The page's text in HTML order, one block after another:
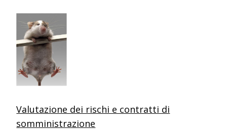
Valutazione dei rischi e contratti di
somministrazione